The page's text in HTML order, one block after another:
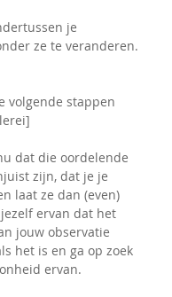
je
ze te veranderen.
volgende stappen
dat die oordelende
zijn, dat je je
laat ze dan (even)
ervan dat het
jouw observatie
het is en ga op zoek
ervan.